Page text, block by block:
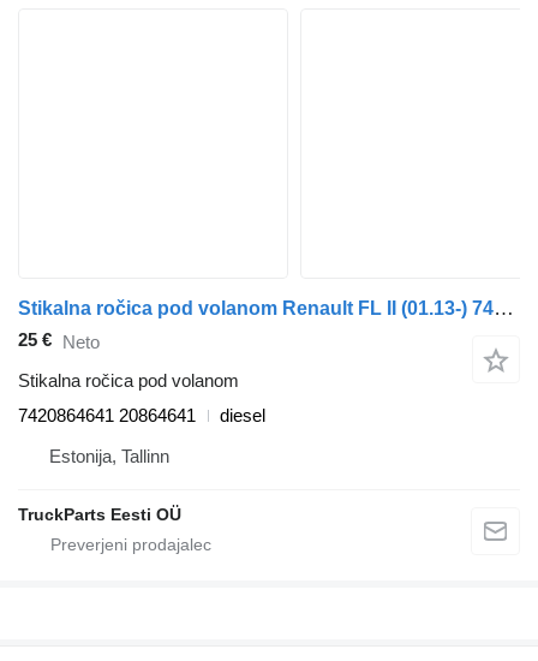
Stikalna ročica pod volanom Renault FL II (01.13-) 7420864641 za vlačilec Volvo FL, FE (2013-)
25 € Neto
Stikalna ročica pod volanom
7420864641 20864641
diesel
Estonija, Tallinn
TruckParts Eesti OÜ